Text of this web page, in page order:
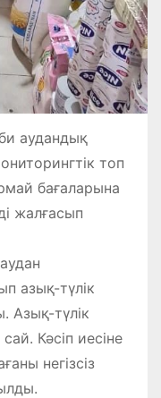
аудандық
топ
бағаларына
жалғасып
азық-түлік
Азық-түлік
Кәсіп иесіне
негізсіз